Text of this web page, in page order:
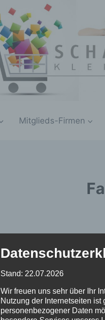
Mitglieds-Firmen
Stand: 22.07.2026
Wir freuen uns sehr über Ihr
Nutzung der Internetseiten
personenbezogener Daten